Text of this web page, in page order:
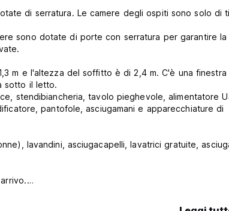
di serratura. Le camere degli ospiti sono solo di
sono dotate di porte con serratura per garantire la
m e l'altezza del soffitto è di 2,4 m. C'è una finestra
sotto il letto.
stendibiancheria, tavolo pieghevole, alimentatore
pantofole, asciugamani e apparecchiature di
lavandini, asciugacapelli, lavatrici gratuite,